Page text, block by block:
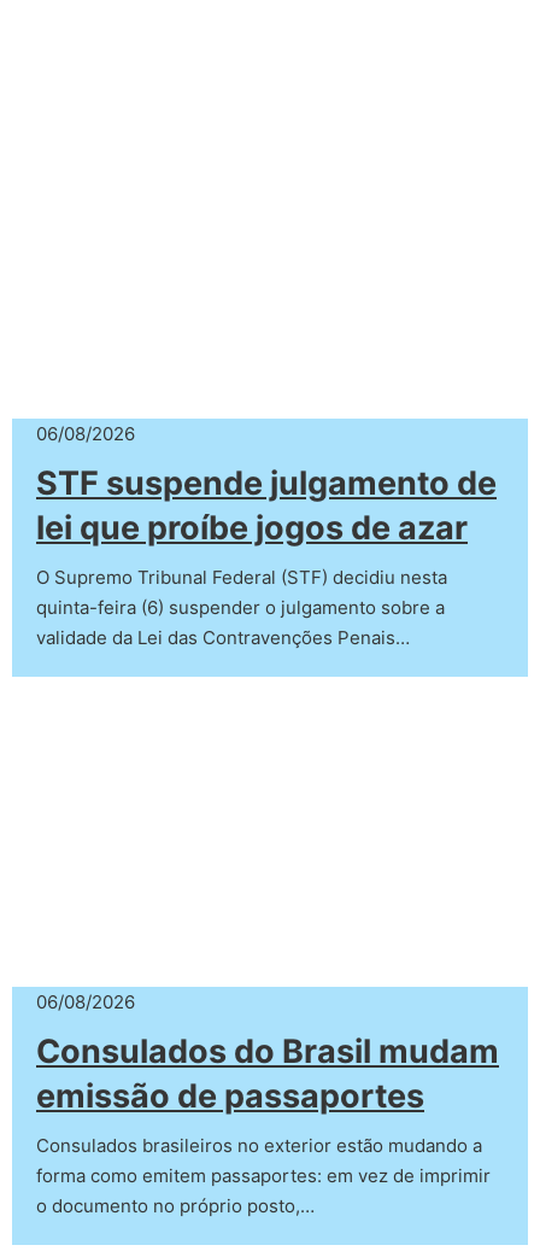
06/08/2026
STF suspende julgamento de
lei que proíbe jogos de azar
O Supremo Tribunal Federal (STF) decidiu nesta
quinta-feira (6) suspender o julgamento sobre a
validade da Lei das Contravenções Penais…
06/08/2026
Consulados do Brasil mudam
emissão de passaportes
Consulados brasileiros no exterior estão mudando a
forma como emitem passaportes: em vez de imprimir
o documento no próprio posto,…